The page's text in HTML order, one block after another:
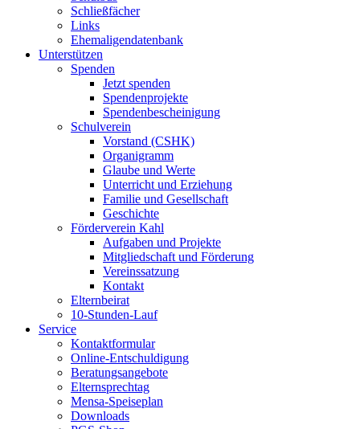
Schließfächer
Links
Ehemaligendatenbank
Unterstützen
Spenden
Jetzt spenden
Spendenprojekte
Spendenbescheinigung
Schulverein
Vorstand (CSHK)
Organigramm
Glaube und Werte
Unterricht und Erziehung
Familie und Gesellschaft
Geschichte
Förderverein Kahl
Aufgaben und Projekte
Mitgliedschaft und Förderung
Vereinssatzung
Kontakt
Elternbeirat
10-Stunden-Lauf
Service
Kontaktformular
Online-Entschuldigung
Beratungsangebote
Elternsprechtag
Mensa-Speiseplan
Downloads